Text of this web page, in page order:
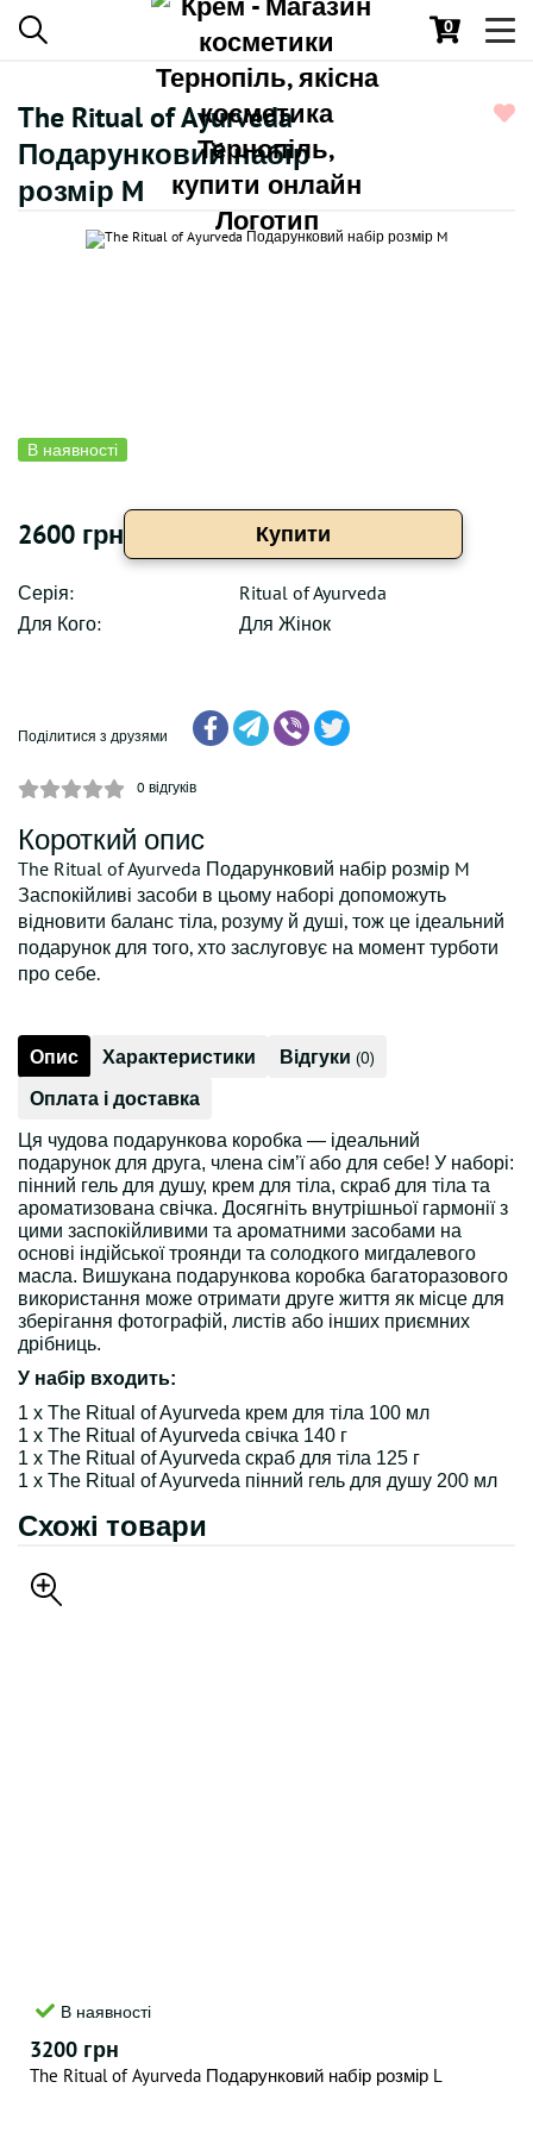
0
The Ritual of Ayurveda
Подарунковий набір
розмір M
В наявності
2600 грн Купити
Серія:
Ritual of Ayurveda
Для Кого:
Для Жінок
Поділитися з друзями
0 відгуків
Короткий опис
The Ritual of Ayurveda Подарунковий набір розмір M
Заспокійливі засоби в цьому наборі допоможуть
відновити баланс тіла, розуму й душі, тож це ідеальний
подарунок для того, хто заслуговує на момент турботи
про себе.
Опис Характеристики Відгуки (0)
Оплата і доставка
Ця чудова подарункова коробка — ідеальний
подарунок для друга, члена сім’ї або для себе! У наборі:
пінний гель для душу, крем для тіла, скраб для тіла та
ароматизована свічка. Досягніть внутрішньої гармонії з
цими заспокійливими та ароматними засобами на
основі індійської троянди та солодкого мигдалевого
масла. Вишукана подарункова коробка багаторазового
використання може отримати друге життя як місце для
зберігання фотографій, листів або інших приємних
дрібниць.
У набір входить:
1 х The Ritual of Ayurveda крем для тіла 100 мл
1 х The Ritual of Ayurveda свічка 140 г
1 х The Ritual of Ayurveda скраб для тіла 125 г
1 х The Ritual of Ayurveda пінний гель для душу 200 мл
Схожі товари
В наявності
3200 грн
The Ritual of Ayurveda Подарунковий набір розмір L